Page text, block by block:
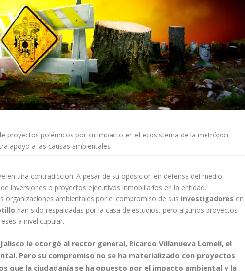
proyectos polémicos por su impacto en el ecosistema de la metrópoli
apoyo a las causas ambientales
en una contradicción. A pesar de su oposición en defensa del medio
inversiones o proyectos ejecutivos inmobiliarios en la entidad.
organizaciones ambientales por el compromiso de sus investigadores en
han sido respaldadas por la casa de estudios, pero algunos proyectos
a nivel cupular.
le otorgó al rector general, Ricardo Villanueva Lomelí, el
Pero su compromiso no se ha materializado con proyectos
que la ciudadanía se ha opuesto por el impacto ambiental y la